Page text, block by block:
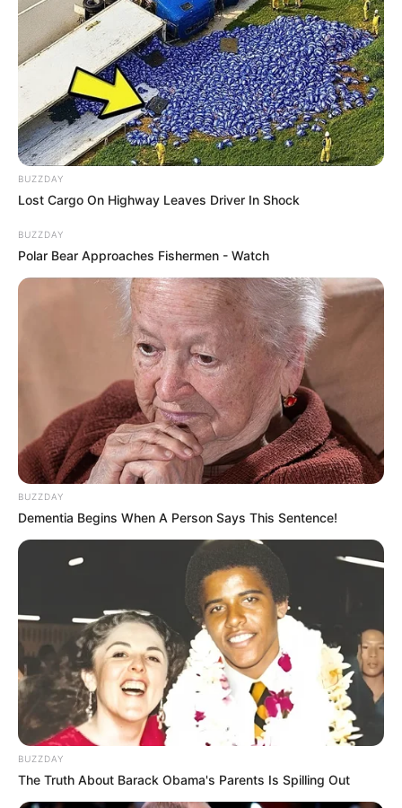
BUZZDAY
Lost Cargo On Highway Leaves Driver In Shock
BUZZDAY
Polar Bear Approaches Fishermen - Watch
BUZZDAY
Dementia Begins When A Person Says This Sentence!
BUZZDAY
The Truth About Barack Obama's Parents Is Spilling Out